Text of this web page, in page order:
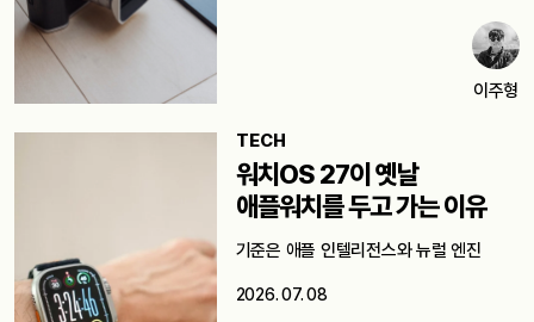
이주형
TECH
워치OS 27이 옛날
애플워치를 두고 가는 이유
기준은 애플 인텔리전스와 뉴럴 엔진
2026. 07. 08